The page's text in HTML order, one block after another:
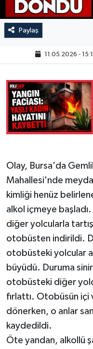
Paylaş
11.05.2026 -
Olay, Bursa'da
Mahallesi'nde
kimliği henüz
alkol içmeye
diğer yolcularla
otobüsten indirildi.
otobüsteki yolcular
büyüdü. Duruma
otobüsteki diğer
fırlattı. Otobüsün içi
dönerken, o anlar
kaydedildi.
Öte yandan, alkollü